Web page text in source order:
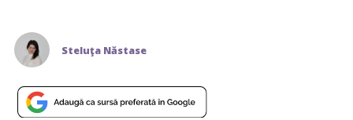
Steluţa Năstase